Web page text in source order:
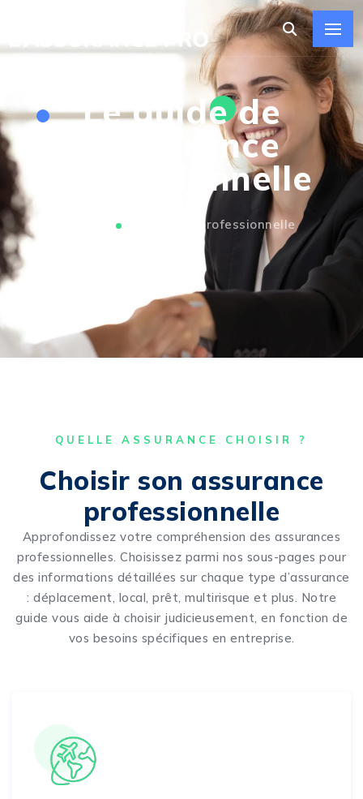
Le guide de
l’assurance
professionnelle
Assurance professionnelle
QUELLE ASSURANCE CHOISIR ?
Choisir son assurance
professionnelle
Approfondissez votre compréhension des assurances
professionnelles. Choisissez parmi nos sous-pages pour
des informations détaillées sur chaque type d’assurance
: déplacement, local, prêt, multirisque et plus. Notre
guide vous aide à choisir judicieusement, en fonction de
vos besoins spécifiques en entreprise.